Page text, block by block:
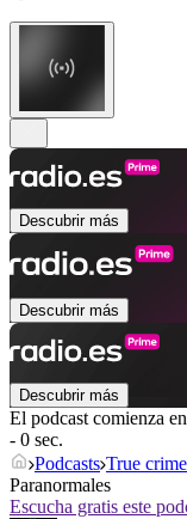
Descubrir más
Descubrir más
Descubrir más
El podcast comienza en
- 0 sec.
Podcasts True crime
Paranormales
Escucha gratis este